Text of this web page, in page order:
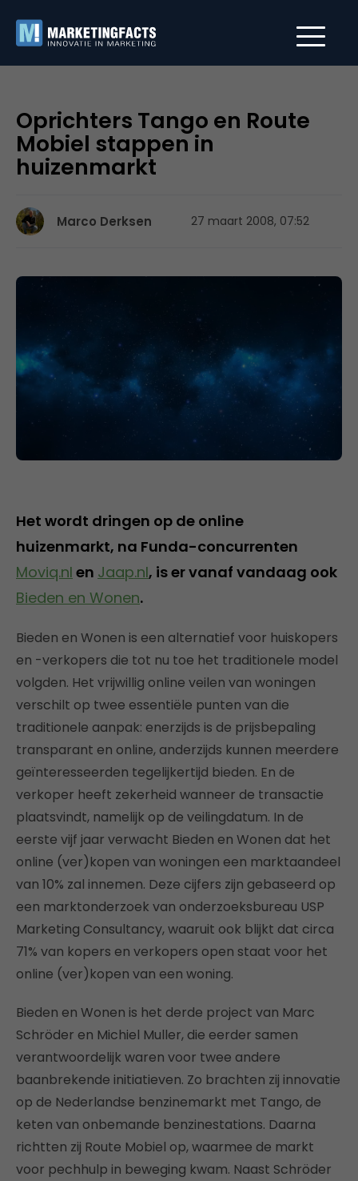
Oprichters Tango en Route
Mobiel stappen in
huizenmarkt
Marco Derksen 27 maart 2008, 07:52
Het wordt dringen op de online
huizenmarkt, na Funda-concurrenten
Moviq.nl en Jaap.nl, is er vanaf vandaag ook
Bieden en Wonen.
Bieden en Wonen is een alternatief voor huiskopers
en -verkopers die tot nu toe het traditionele model
volgden. Het vrijwillig online veilen van woningen
verschilt op twee essentiële punten van die
traditionele aanpak: enerzijds is de prijsbepaling
transparant en online, anderzijds kunnen meerdere
geïnteresseerden tegelijkertijd bieden. En de
verkoper heeft zekerheid wanneer de transactie
plaatsvindt, namelijk op de veilingdatum. In de
eerste vijf jaar verwacht Bieden en Wonen dat het
online (ver)kopen van woningen een marktaandeel
van 10% zal innemen. Deze cijfers zijn gebaseerd op
een marktonderzoek van onderzoeksbureau USP
Marketing Consultancy, waaruit ook blijkt dat circa
71% van kopers en verkopers open staat voor het
online (ver)kopen van een woning.
Bieden en Wonen is het derde project van Marc
Schröder en Michiel Muller, die eerder samen
verantwoordelijk waren voor twee andere
baanbrekende initiatieven. Zo brachten zij innovatie
op de Nederlandse benzinemarkt met Tango, de
keten van onbemande benzinestations. Daarna
richtten zij Route Mobiel op, waarmee de markt
voor pechhulp in beweging kwam. Naast Schröder